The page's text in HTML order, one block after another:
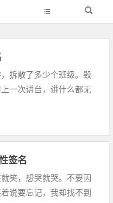
拆散了多少个班级。毁
一次讲台，讲什么都无
冲洗出那片温馨。4、
知己才懂。5、四年或长
签名
笑，想哭就哭。不要因
说要忘记，我却找不到